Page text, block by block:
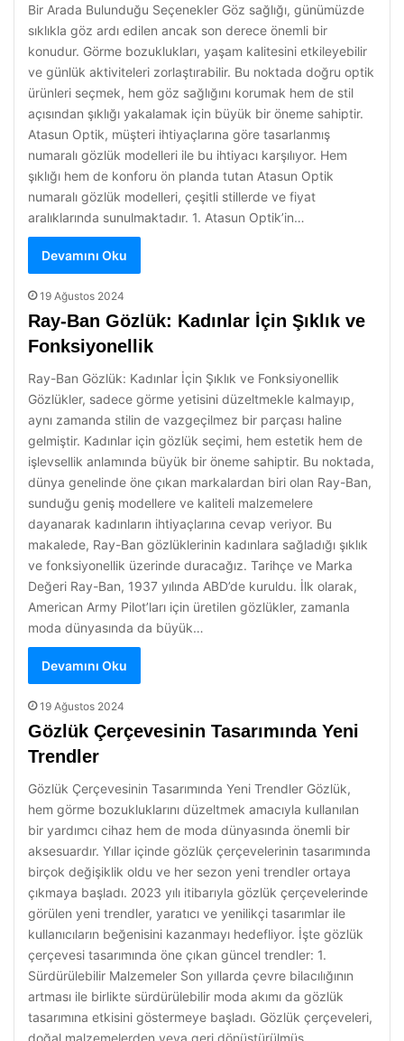
Bir Arada Bulunduğu Seçenekler Göz sağlığı, günümüzde
sıklıkla göz ardı edilen ancak son derece önemli bir
konudur. Görme bozuklukları, yaşam kalitesini etkileyebilir
ve günlük aktiviteleri zorlaştırabilir. Bu noktada doğru optik
ürünleri seçmek, hem göz sağlığını korumak hem de stil
açısından şıklığı yakalamak için büyük bir öneme sahiptir.
Atasun Optik, müşteri ihtiyaçlarına göre tasarlanmış
numaralı gözlük modelleri ile bu ihtiyacı karşılıyor. Hem
şıklığı hem de konforu ön planda tutan Atasun Optik
numaralı gözlük modelleri, çeşitli stillerde ve fiyat
aralıklarında sunulmaktadır. 1. Atasun Optik’in…
Devamını Oku
19 Ağustos 2024
Ray-Ban Gözlük: Kadınlar İçin Şıklık ve
Fonksiyonellik
Ray-Ban Gözlük: Kadınlar İçin Şıklık ve Fonksiyonellik
Gözlükler, sadece görme yetisini düzeltmekle kalmayıp,
aynı zamanda stilin de vazgeçilmez bir parçası haline
gelmiştir. Kadınlar için gözlük seçimi, hem estetik hem de
işlevsellik anlamında büyük bir öneme sahiptir. Bu noktada,
dünya genelinde öne çıkan markalardan biri olan Ray-Ban,
sunduğu geniş modellere ve kaliteli malzemelere
dayanarak kadınların ihtiyaçlarına cevap veriyor. Bu
makalede, Ray-Ban gözlüklerinin kadınlara sağladığı şıklık
ve fonksiyonellik üzerinde duracağız. Tarihçe ve Marka
Değeri Ray-Ban, 1937 yılında ABD’de kuruldu. İlk olarak,
American Army Pilot’ları için üretilen gözlükler, zamanla
moda dünyasında da büyük…
Devamını Oku
19 Ağustos 2024
Gözlük Çerçevesinin Tasarımında Yeni
Trendler
Gözlük Çerçevesinin Tasarımında Yeni Trendler Gözlük,
hem görme bozukluklarını düzeltmek amacıyla kullanılan
bir yardımcı cihaz hem de moda dünyasında önemli bir
aksesuardır. Yıllar içinde gözlük çerçevelerinin tasarımında
birçok değişiklik oldu ve her sezon yeni trendler ortaya
çıkmaya başladı. 2023 yılı itibarıyla gözlük çerçevelerinde
görülen yeni trendler, yaratıcı ve yenilikçi tasarımlar ile
kullanıcıların beğenisini kazanmayı hedefliyor. İşte gözlük
çerçevesi tasarımında öne çıkan güncel trendler: 1.
Sürdürülebilir Malzemeler Son yıllarda çevre bilacılığının
artması ile birlikte sürdürülebilir moda akımı da gözlük
tasarımına etkisini göstermeye başladı. Gözlük çerçeveleri,
doğal malzemelerden veya geri dönüştürülmüş